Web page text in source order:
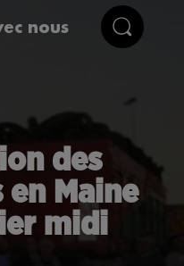
nous
des
Maine
midi